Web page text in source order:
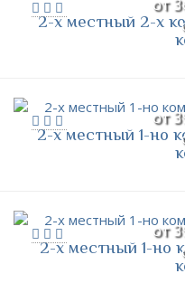
2-х местный 2-х
от
2-х местный 1-но
от
2-х местный 1-но